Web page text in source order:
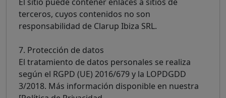
terceros, cuyos contenidos no son
responsabilidad de Clarup Ibiza SRL.
7. Protección de datos
El tratamiento de datos personales se realiza
según el RGPD (UE) 2016/679 y la LOPDGDD
3/2018. Más información disponible en nuestra